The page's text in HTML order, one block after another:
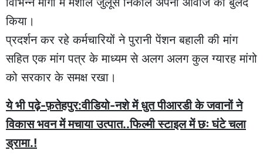
किया।
प्रदर्शन कर रहे कर्मचारियों ने पुरानी पेंशन बहाली की मांग
सहित एक मांग पत्र के माध्यम से अलग अलग कुल ग्यारह मांगो
को सरकार के समक्ष रखा।
ये भी पढ़े-फ़तेहपुर:वीडियो-नशे में धुत पीआरडी के जवानों ने
विकास भवन में मचाया उत्पात..फिल्मी स्टाइल में छः घंटे चला
ड्रामा.!